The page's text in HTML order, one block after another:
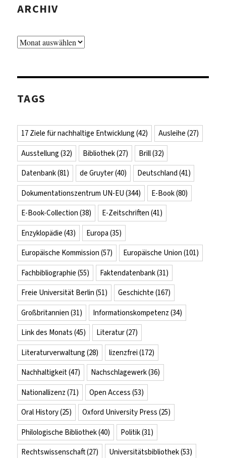
ARCHIV
Archiv
TAGS
17 Ziele für nachhaltige Entwicklung (42) Ausleihe (27)
Ausstellung (32) Bibliothek(27) Brill(32)
Datenbank(81) de Gruyter(40) Deutschland (41)
Dokumentationszentrum UN-EU (344) E-Book(80)
E-Book-Collection (38) E-Zeitschriften (41)
Enzyklopädie (43) Europa (35)
Europäische Kommission (57) Europäische Union (101)
Fachbibliographie (55) Faktendatenbank(31)
Freie Universität Berlin (51) Geschichte (167)
Großbritannien (31) Informationskompetenz (34)
Link des Monats (45) Literatur(27)
Literaturverwaltung (28) lizenzfrei (172)
Nachhaltigkeit(47) Nachschlagewerk(36)
Nationallizenz (71) Open Access (53)
Oral History(25) Oxford University Press (25)
Philologische Bibliothek(40) Politik(31)
Rechtswissenschaft(27) Universitätsbibliothek(53)